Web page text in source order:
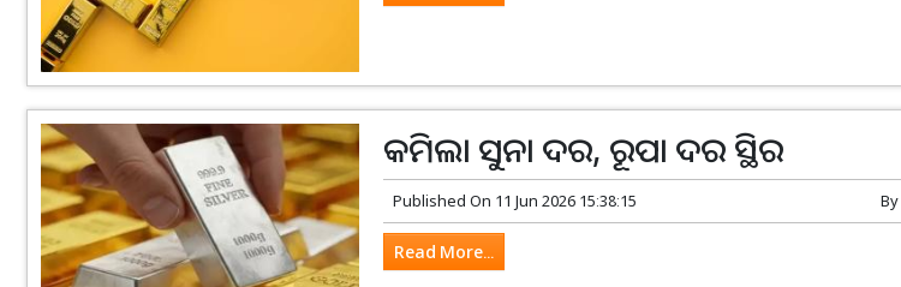
କମିଲା ସୁନା ଦର, ରୂପା ଦର ସ୍ଥିର
Published On 11 Jun 2026 15:38:15 By
Read More...